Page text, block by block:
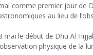
comme premier jour de
au lieu de
le début de Dhu Al
physique de la